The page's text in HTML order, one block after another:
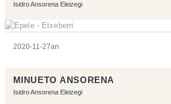
Isidro Ansorena Eleizegi
2020-11-27an
MINUETO ANSORENA
Isidro Ansorena Eleizegi